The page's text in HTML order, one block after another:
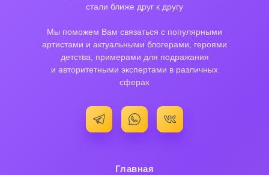
стали ближе друг к другу
Мы поможем Вам связаться с популярными
артистами и актуальными блогерами, героями
детства, примерами для подражания
и авторитетными экспертами в различных
сферах
Главная